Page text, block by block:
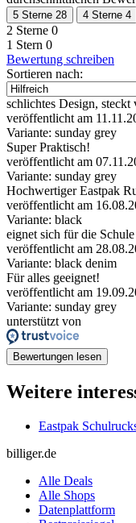
5 Sterne 28 4 Sterne 4
2 Sterne 0
1 Stern 0
Bewertung schreiben
Sortieren nach:
schlichtes Design, steckt
veröffentlicht am
Variante: sunday grey
Super Praktisch!
veröffentlicht am
Variante: sunday grey
Hochwertiger Eastpak
veröffentlicht am
Variante: black
eignet sich für die
veröffentlicht am
Variante: black denim
Für alles geeignet!
veröffentlicht am
Variante: sunday grey
unterstützt von
Bewertungen lesen
Weitere
Eastpak
billiger.de
Alle Deals
Alle Shops
Datenplattform